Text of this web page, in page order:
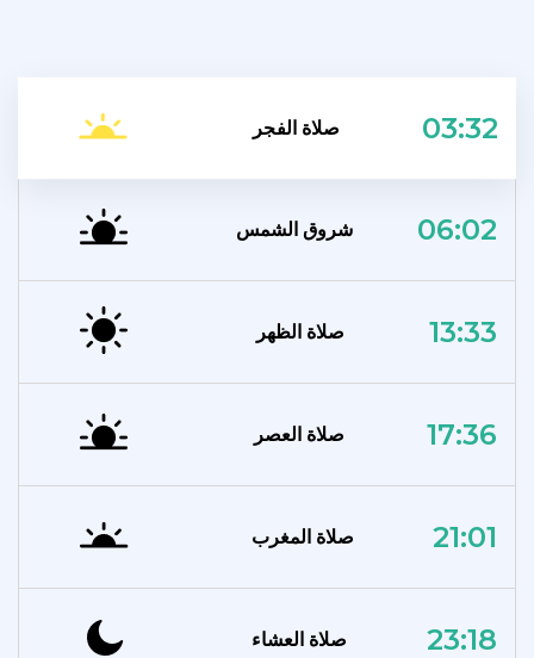
صلاة الفجر 03:32
شروق الشمس 06:02
صلاة الظهر 13:33
صلاة العصر 17:36
صلاة المغرب 21:01
صلاة العشاء 23:18